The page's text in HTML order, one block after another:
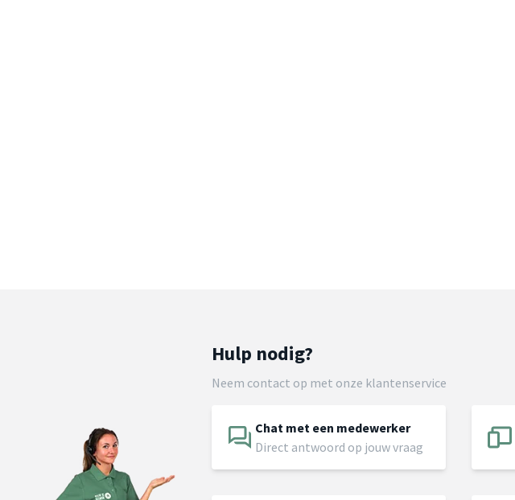
Hulp nodig?
Neem contact op met onze klantenservice
Chat met een medewerker
Direct antwoord op jouw vraag